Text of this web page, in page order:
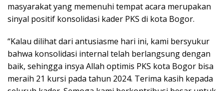
masyarakat yang memenuhi tempat acara merupakan
sinyal positif konsolidasi kader PKS di kota Bogor.
“Kalau dilihat dari antusiasme hari ini, kami bersyukur
bahwa konsolidasi internal telah berlangsung dengan
baik, sehingga insya Allah optimis PKS kota Bogor bisa
meraih 21 kursi pada tahun 2024. Terima kasih kepada